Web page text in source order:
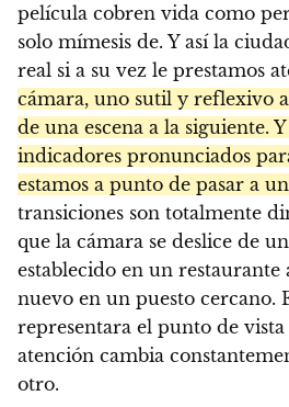
película cobren vida como
solo mímesis de. Y así la
real si a su vez le prestamos
cámara, uno sutil y reflexivo
de una escena a la siguiente.
indicadores pronunciados
estamos a punto de pasar a
transiciones son totalmente
que la cámara se deslice de
establecido en un restaurante
nuevo en un puesto cercano.
representara el punto de
atención cambia
otro.